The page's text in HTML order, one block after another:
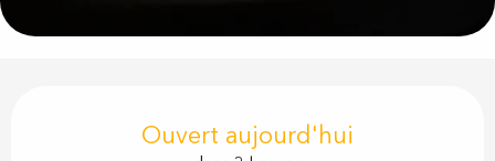
Ouvert aujourd'hui